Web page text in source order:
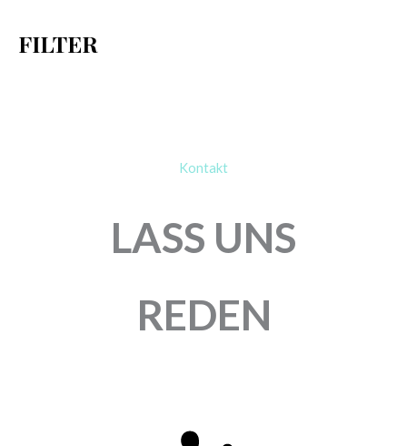
FILTER
Kontakt
LASS UNS
REDEN